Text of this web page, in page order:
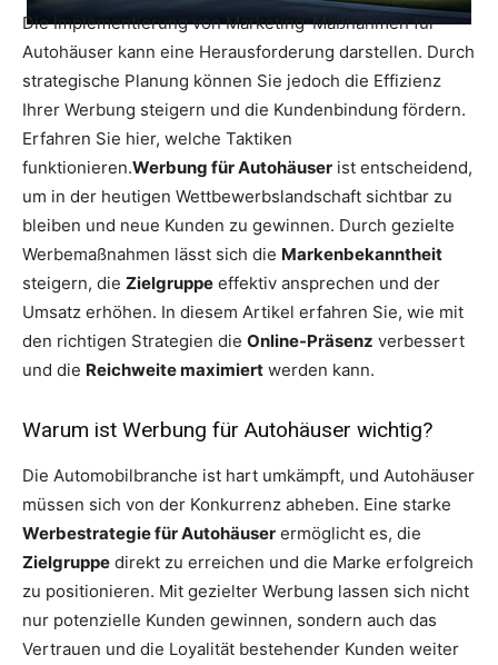
Die Implementierung von Marketing-Maßnahmen für
Autohäuser kann eine Herausforderung darstellen. Durch
strategische Planung können Sie jedoch die Effizienz
Ihrer Werbung steigern und die Kundenbindung fördern.
Erfahren Sie hier, welche Taktiken
funktionieren.Werbung für Autohäuser ist entscheidend,
um in der heutigen Wettbewerbslandschaft sichtbar zu
bleiben und neue Kunden zu gewinnen. Durch gezielte
Werbemaßnahmen lässt sich die Markenbekanntheit
steigern, die Zielgruppe effektiv ansprechen und der
Umsatz erhöhen. In diesem Artikel erfahren Sie, wie mit
den richtigen Strategien die Online-Präsenz verbessert
und die Reichweite maximiert werden kann.
Warum ist Werbung für Autohäuser wichtig?
Die Automobilbranche ist hart umkämpft, und Autohäuser
müssen sich von der Konkurrenz abheben. Eine starke
Werbestrategie für Autohäuser ermöglicht es, die
Zielgruppe direkt zu erreichen und die Marke erfolgreich
zu positionieren. Mit gezielter Werbung lassen sich nicht
nur potenzielle Kunden gewinnen, sondern auch das
Vertrauen und die Loyalität bestehender Kunden weiter